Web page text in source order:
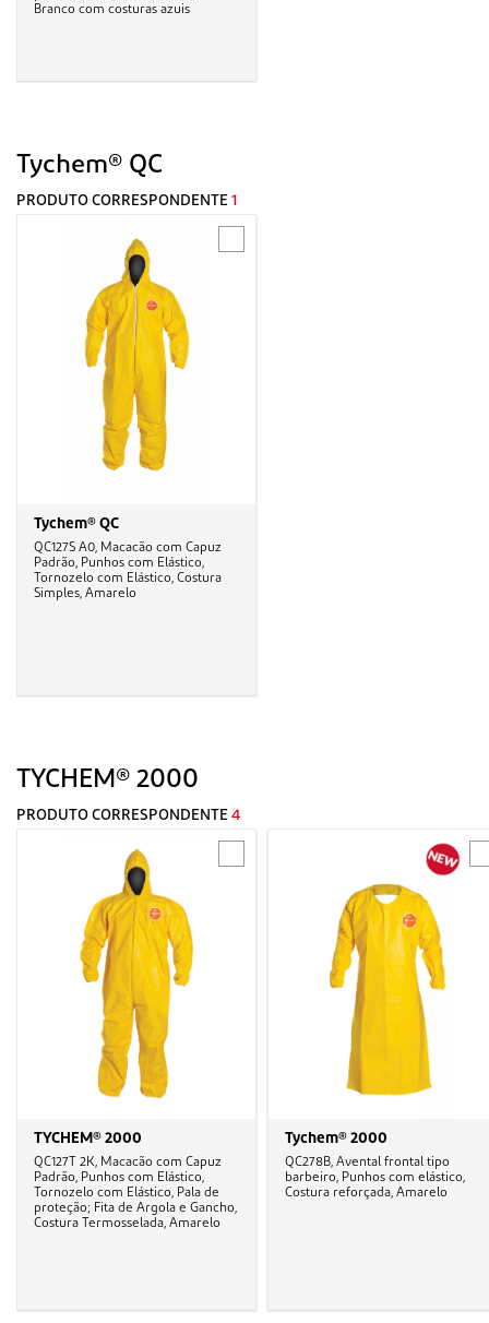
Branco com costuras azuis
Tychem® QC
PRODUTO CORRESPONDENTE 1
Tychem® QC
QC127S A0, Macacão com Capuz
Padrão, Punhos com Elástico,
Tornozelo com Elástico, Costura
Simples, Amarelo
TYCHEM® 2000
PRODUTO CORRESPONDENTE 4
TYCHEM® 2000
QC127T 2K, Macacão com Capuz
Padrão, Punhos com Elástico,
Tornozelo com Elástico, Pala de
proteção; Fita de Argola e Gancho,
Costura Termosselada, Amarelo
Tychem® 2000
QC278B, Avental frontal tipo
barbeiro, Punhos com elástico,
Costura reforçada, Amarelo